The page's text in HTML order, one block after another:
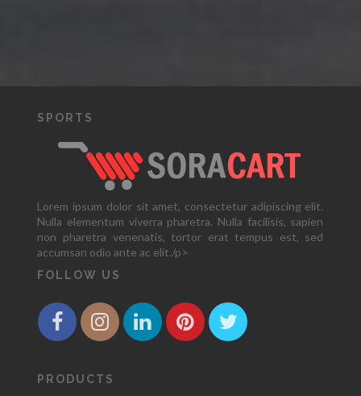
SPORTS
Lorem ipsum dolor sit amet, consectetur adipiscing elit.
Nulla elementum viverra pharetra. Nulla facilisis, sapien
non pharetra venenatis, tortor erat tempus est, sed
accumsan odio ante ac elit./p>
FOLLOW US
PRODUCTS